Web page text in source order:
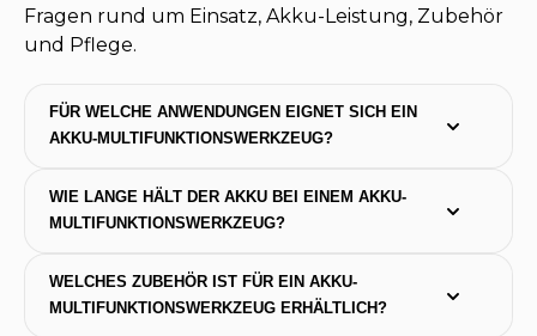
Fragen rund um Einsatz, Akku-Leistung, Zubehör
und Pflege.
FÜR WELCHE ANWENDUNGEN EIGNET SICH EIN
AKKU-MULTIFUNKTIONSWERKZEUG?
WIE LANGE HÄLT DER AKKU BEI EINEM AKKU-
MULTIFUNKTIONSWERKZEUG?
WELCHES ZUBEHÖR IST FÜR EIN AKKU-
MULTIFUNKTIONSWERKZEUG ERHÄLTLICH?